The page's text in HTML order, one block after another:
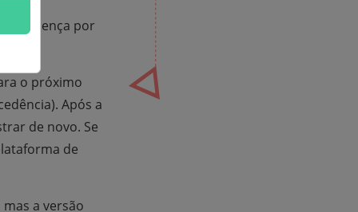
de licença por
o próximo
Após a
de novo. Se
de
a versão